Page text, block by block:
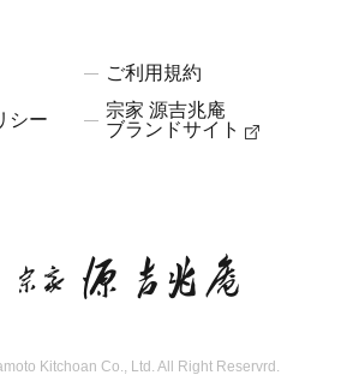
ご利用規約
シー
宗家 源吉兆庵
ブランドサイト
Kitchoan Co., Ltd. All Right Reservrd.